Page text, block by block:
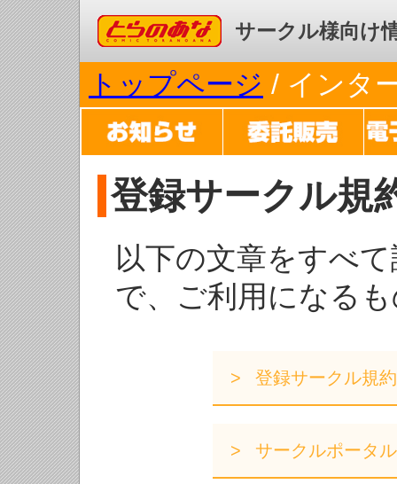
コミックとらのあな サークル様向け
トップページ / インタ
登録サークル規
以下の文章をすべ
で、ご利用になる
登録サークル規約
サークルポータ